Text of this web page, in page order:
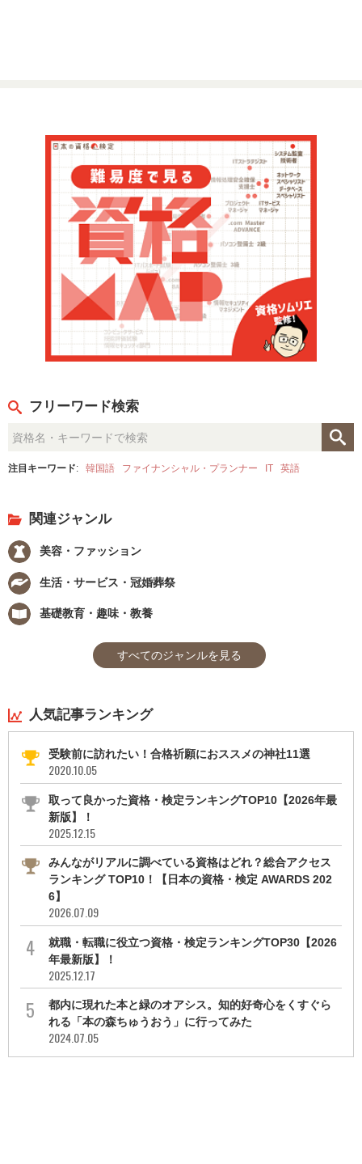
フリーワード検索
注目キーワード: 韓国語 ファイナンシャル・プランナー IT 英語
関連ジャンル
美容・ファッション
生活・サービス・冠婚葬祭
基礎教育・趣味・教養
すべてのジャンルを見る
人気記事ランキング
受験前に訪れたい！合格祈願におススメの神社11選
2020.10.05
取って良かった資格・検定ランキングTOP10【2026年最
新版】！
2025.12.15
みんながリアルに調べている資格はどれ？総合アクセス
ランキング TOP10！【日本の資格・検定 AWARDS 202
6】
2026.07.09
就職・転職に役立つ資格・検定ランキングTOP30【2026
年最新版】！
2025.12.17
都内に現れた本と緑のオアシス。知的好奇心をくすぐら
れる「本の森ちゅうおう」に行ってみた
2024.07.05